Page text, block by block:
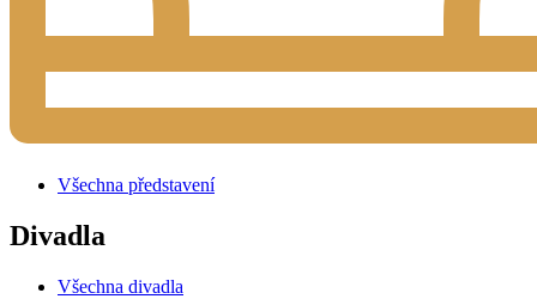
Všechna představení
Divadla
Všechna divadla